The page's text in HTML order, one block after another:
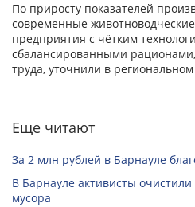
По приросту показателей
современные
предприятия с чётким
сбалансированными
труда, уточнили в
Еще читают
За 2 млн рублей в Барнауле
В Барнауле активисты
мусора